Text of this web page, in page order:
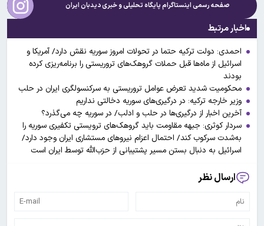
صفحه رسمی اینستاگرام پایگاه تحلیلی و خبریدیدبان ایران
اخبار مرتبط
احمدی: دولت ترکیه حتما در تحولات امروز سوریه نقش دارد/ آمریکا و
اسرائیل از ماه‌ها قبل حملات گروهک‌های تروریستی را برنامه‌ریزی کرده
بودند
محکومیت شدید تعرض عوامل تروریستی به سرکنسولگری ایران در حلب
وزیر خارجه ترکیه: در درگیری‌های سوریه دخالتی نداریم
آخرین اخبار از درگیری‌ها در حلب و ادلب/ در سوریه چه می‌گذرد؟
سردار کوثری: جبهه مقاومت باید گروهک‌های ترویستی تکفیری سوریه را
به‌شدت سرکوب کند/ احتمال اعزام نیروهای مستشاری ایران وجود دارد/
اسرائیل به دنبال بستن مسیر پشتیبانی از حزب‌الله توسط ایران است
ارسال نظر